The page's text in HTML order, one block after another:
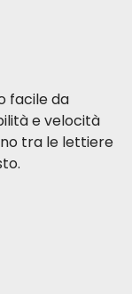
facile da
e velocità
tra le lettiere